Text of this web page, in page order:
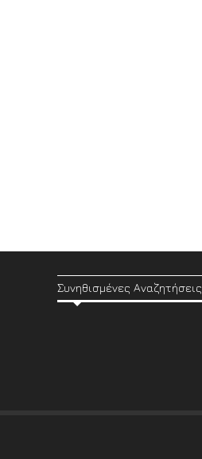
Συνηθισμένες Αναζητήσεις